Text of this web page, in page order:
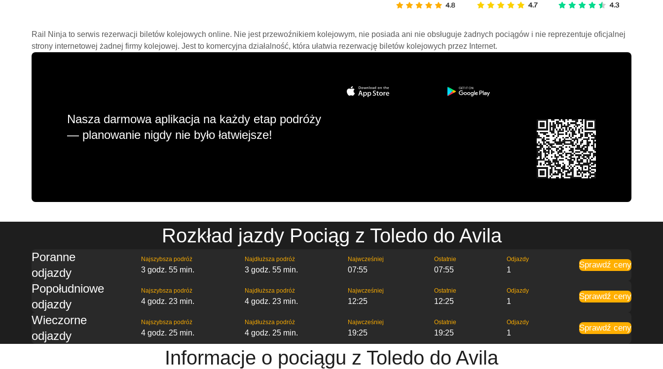
Rail Ninja to serwis rezerwacji biletów kolejowych online. Nie jest przewoźnikiem kolejowym, nie posiada ani nie obsługuje żadnych pociągów i nie reprezentuje oficjalnej
strony internetowej żadnej firmy kolejowej. Jest to komercyjna działalność, która ułatwia rezerwację biletów kolejowych przez Internet.
Nasza darmowa aplikacja na każdy etap podróży
— planowanie nigdy nie było łatwiejsze!
Rozkład jazdy Pociąg z Toledo do Avila
Poranne
odjazdy
Najszybsza podróż
3 godz. 55 min.
Najdłuższa podróż
3 godz. 55 min.
Najwcześniej
07:55
Ostatnie
07:55
Odjazdy
1
Sprawdź ceny
Popołudniowe
odjazdy
Najszybsza podróż
4 godz. 23 min.
Najdłuższa podróż
4 godz. 23 min.
Najwcześniej
12:25
Ostatnie
12:25
Odjazdy
1
Sprawdź ceny
Wieczorne
odjazdy
Najszybsza podróż
4 godz. 25 min.
Najdłuższa podróż
4 godz. 25 min.
Najwcześniej
19:25
Ostatnie
19:25
Odjazdy
1
Sprawdź ceny
Informacje o pociągu z Toledo do Avila